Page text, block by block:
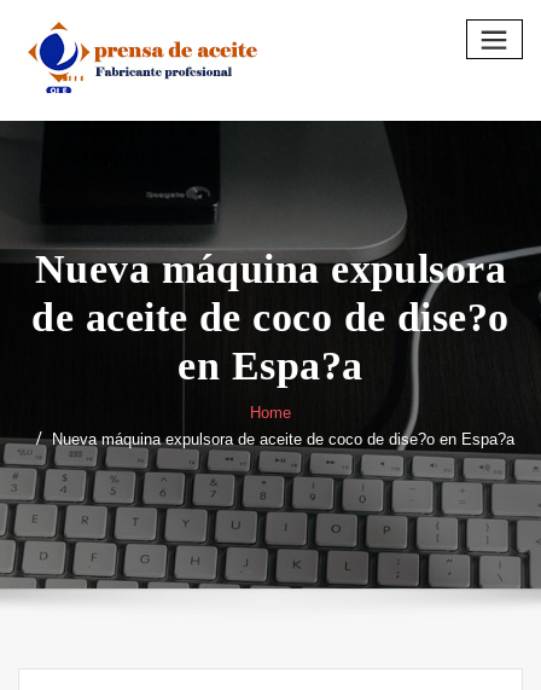
content
Nueva máquina expulsora
de aceite de coco de dise?o
en Espa?a
Home
Nueva máquina expulsora de aceite de coco de dise?o en Espa?a